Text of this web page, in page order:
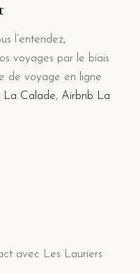
l’entendez,
voyages par le biais
de voyage en ligne
La Calade, Airbnb La
avec Les Lauriers